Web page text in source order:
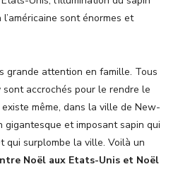
sont énormes et
grande attention en famille. Tous
accrochés pour le rendre le
même, dans la ville de New-
gigantesque et imposant sapin qui
qui surplombe la ville. Voilà un
Noël aux Etats-Unis et Noël